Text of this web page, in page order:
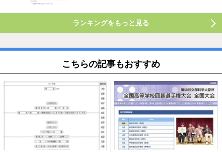
ランキングをもっと見る
こちらの記事もおすすめ